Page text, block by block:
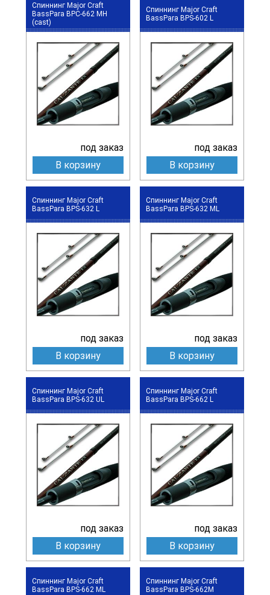
Спиннинг Major Craft
BassPara BPC-662 MH
(cast)
под заказ
В корзину
Спиннинг Major Craft
BassPara BPS-602 L
под заказ
В корзину
Спиннинг Major Craft
BassPara BPS-632 L
под заказ
В корзину
Спиннинг Major Craft
BassPara BPS-632 ML
под заказ
В корзину
Спиннинг Major Craft
BassPara BPS-632 UL
под заказ
В корзину
Спиннинг Major Craft
BassPara BPS-662 L
под заказ
В корзину
Спиннинг Major Craft
BassPara BPS-662 ML
Спиннинг Major Craft
BassPara BPS-662M